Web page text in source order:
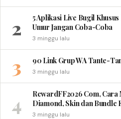
2
5 Aplikasi Live Bugil
Umur Jangan Coba-Coba
3 minggu lalu
3 90 Link Grup WA Tante-
3 minggu lalu
4
RewardFF2026 Com,
Diamond, Skin dan Bundle
3 minggu lalu